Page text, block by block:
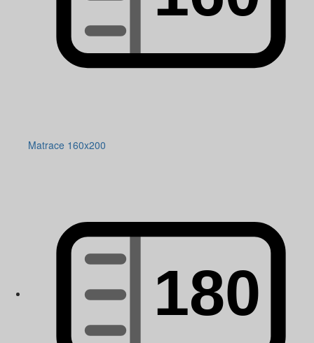
Matrace 160x200